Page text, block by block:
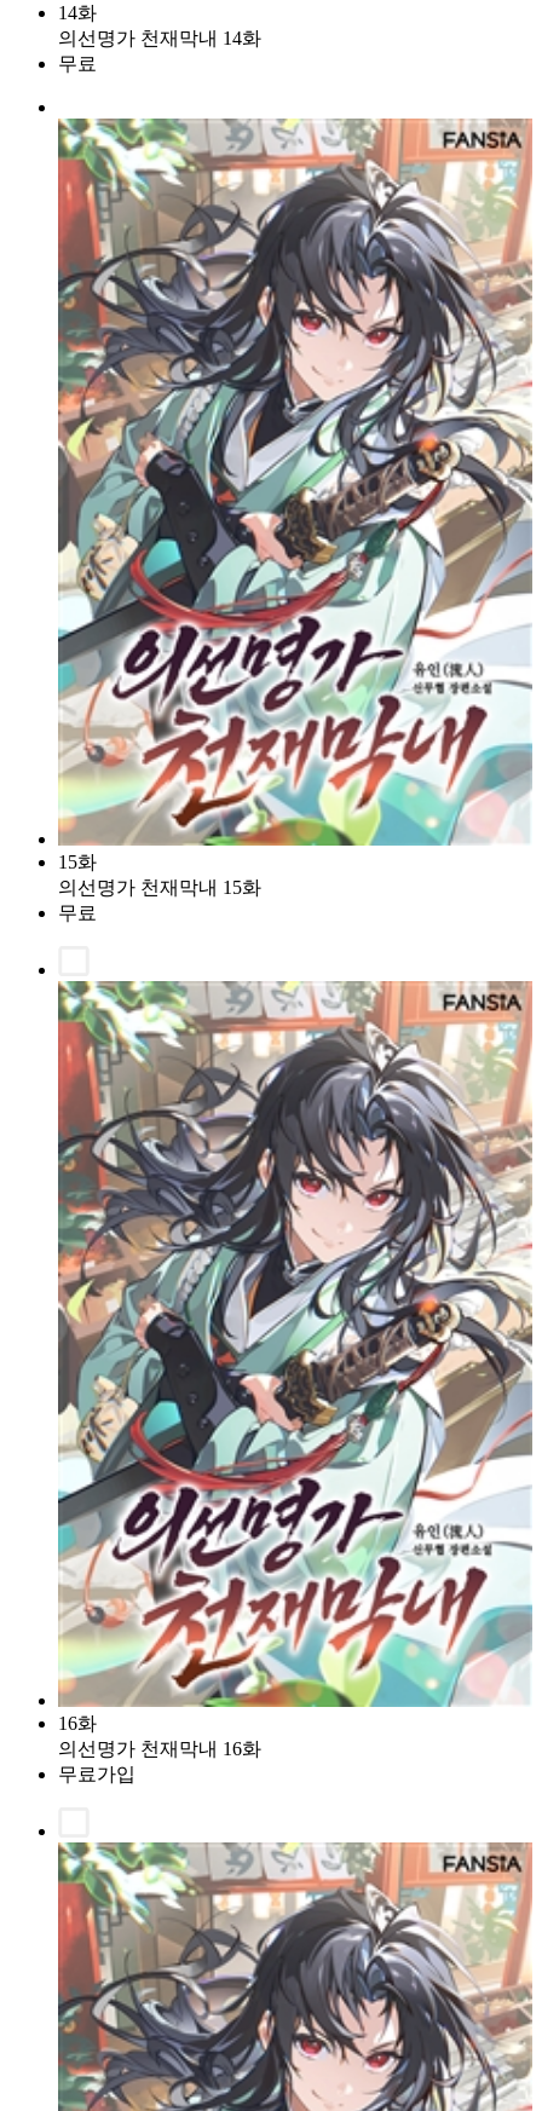
14화
의선명가 천재막내 14화
무료
15화
의선명가 천재막내 15화
무료
16화
의선명가 천재막내 16화
무료가입